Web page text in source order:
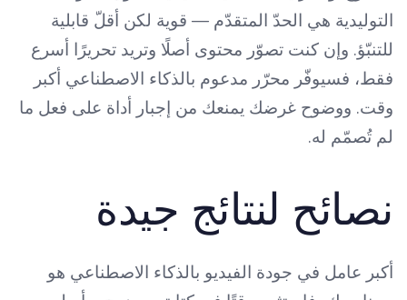
التوليدية هي الحدّ المتقدّم — قوية لكن أقلّ قابلية
للتنبّؤ. وإن كنت تصوّر محتوى أصلًا وتريد تحريرًا أسرع
فقط، فسيوفّر محرّر مدعوم بالذكاء الاصطناعي أكبر
وقت. ووضوح غرضك يمنعك من إجبار أداة على فعل ما
لم تُصمّم له.
نصائح لنتائج جيدة
أكبر عامل في جودة الفيديو بالذكاء الاصطناعي هو